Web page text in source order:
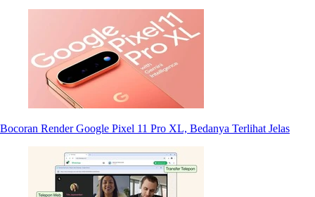
Bocoran Render Google Pixel 11 Pro XL, Bedanya Terlihat Jelas